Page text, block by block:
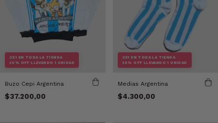
2X1 EN TODA LA TIENDA
30% OFF LLEVANDO 1 UNIDAD
Buzo Cepi Argentina
$37.200,00
2X1 EN TODA LA TIENDA
30% OFF LLEVANDO 1 UNIDAD
Medias Argentina
$4.300,00